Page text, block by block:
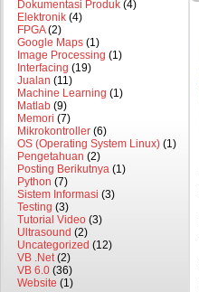
Dokumentasi Produk (4)
Elektronik (4)
FPGA(2)
Google Maps (1)
Image Processing (1)
Interfacing (19)
Jualan (11)
Machine Learning (1)
Matlab (9)
Memori (7)
Mikrokontroller (6)
OS (Operating System Linux) (1)
Pengetahuan (2)
Posting Berikutnya (1)
Python (7)
Sistem Informasi (3)
Testing (3)
Tutorial Video (3)
Ultrasound (2)
Uncategorized (12)
VB .Net(2)
VB 6.0 (36)
Website (1)